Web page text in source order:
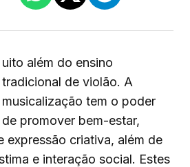
uito além do ensino
tradicional de violão. A
musicalização tem o poder
de promover bem-estar,
expressão criativa, além de
e interação social. Estes